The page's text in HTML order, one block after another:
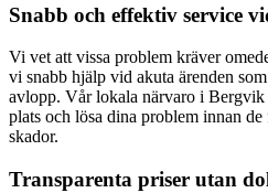
Snabb och effektiv service
Vi vet att vissa problem kräver
vi snabb hjälp vid akuta ärenden
avlopp. Vår lokala närvaro i Bergvik
plats och lösa dina problem innan
skador.
Transparenta priser utan